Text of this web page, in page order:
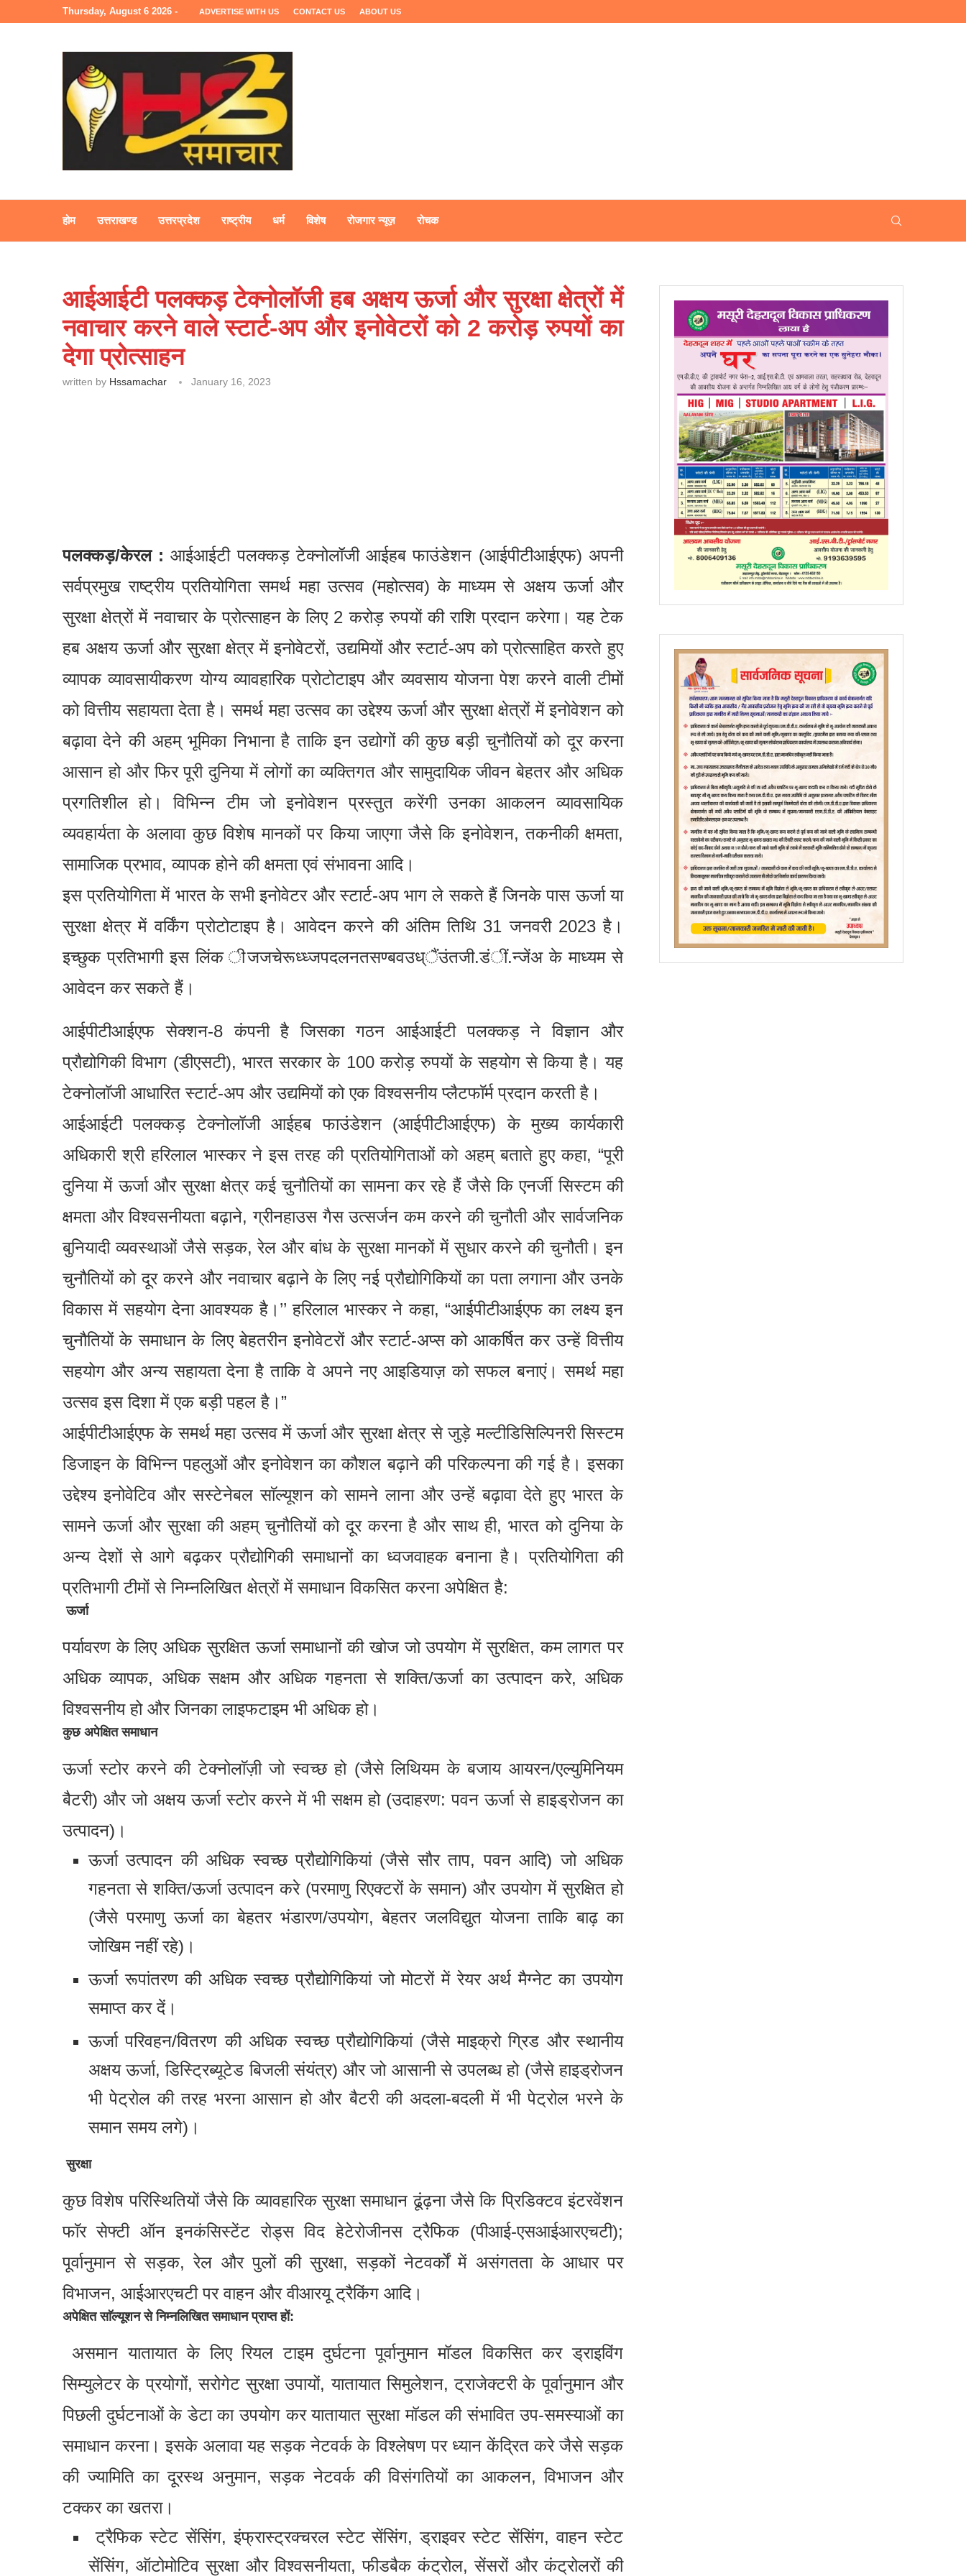
Thursday, August 6 2026 - ADVERTISE WITH US CONTACT US ABOUT US
होम उत्तराखण्ड उत्तरप्रदेश राष्ट्रीय धर्म विशेष रोजगार न्यूज़ रोचक
आईआईटी पलक्कड़ टेक्नोलॉजी हब अक्षय ऊर्जा और सुरक्षा क्षेत्रों में
नवाचार करने वाले स्टार्ट-अप और इनोवेटरों को 2 करोड़ रुपयों का
देगा प्रोत्साहन
written by Hssamachar January 16, 2023
पलक्कड़/केरल : आईआईटी पलक्कड़ टेक्नोलॉजी आईहब फाउंडेशन (आईपीटीआईएफ) अपनी
सर्वप्रमुख राष्ट्रीय प्रतियोगिता समर्थ महा उत्सव (महोत्सव) के माध्यम से अक्षय ऊर्जा और
सुरक्षा क्षेत्रों में नवाचार के प्रोत्साहन के लिए 2 करोड़ रुपयों की राशि प्रदान करेगा। यह टेक
हब अक्षय ऊर्जा और सुरक्षा क्षेत्र में इनोवेटरों, उद्यमियों और स्टार्ट-अप को प्रोत्साहित करते हुए
व्यापक व्यावसायीकरण योग्य व्यावहारिक प्रोटोटाइप और व्यवसाय योजना पेश करने वाली टीमों
को वित्तीय सहायता देता है। समर्थ महा उत्सव का उद्देश्य ऊर्जा और सुरक्षा क्षेत्रों में इनोवेशन को
बढ़ावा देने की अहम् भूमिका निभाना है ताकि इन उद्योगों की कुछ बड़ी चुनौतियों को दूर करना
आसान हो और फिर पूरी दुनिया में लोगों का व्यक्तिगत और सामुदायिक जीवन बेहतर और अधिक
प्रगतिशील हो। विभिन्न टीम जो इनोवेशन प्रस्तुत करेंगी उनका आकलन व्यावसायिक
व्यवहार्यता के अलावा कुछ विशेष मानकों पर किया जाएगा जैसे कि इनोवेशन, तकनीकी क्षमता,
सामाजिक प्रभाव, व्यापक होने की क्षमता एवं संभावना आदि।
इस प्रतियोगिता में भारत के सभी इनोवेटर और स्टार्ट-अप भाग ले सकते हैं जिनके पास ऊर्जा या
सुरक्षा क्षेत्र में वर्किंग प्रोटोटाइप है। आवेदन करने की अंतिम तिथि 31 जनवरी 2023 है।
इच्छुक प्रतिभागी इस लिंक ीजजचेरूध्ध्जपदलनतसण्बवउध्ैंउंतजी.डंीं.न्जेंअ के माध्यम से
आवेदन कर सकते हैं।
आईपीटीआईएफ सेक्शन-8 कंपनी है जिसका गठन आईआईटी पलक्कड़ ने विज्ञान और
प्रौद्योगिकी विभाग (डीएसटी), भारत सरकार के 100 करोड़ रुपयों के सहयोग से किया है। यह
टेक्नोलाॅजी आधारित स्टार्ट-अप और उद्यमियों को एक विश्वसनीय प्लैटफाॅर्म प्रदान करती है।
आईआईटी पलक्कड़ टेक्नोलॉजी आईहब फाउंडेशन (आईपीटीआईएफ) के मुख्य कार्यकारी
अधिकारी श्री हरिलाल भास्कर ने इस तरह की प्रतियोगिताओं को अहम् बताते हुए कहा, “पूरी
दुनिया में ऊर्जा और सुरक्षा क्षेत्र कई चुनौतियों का सामना कर रहे हैं जैसे कि एनर्जी सिस्टम की
क्षमता और विश्वसनीयता बढ़ाने, ग्रीनहाउस गैस उत्सर्जन कम करने की चुनौती और सार्वजनिक
बुनियादी व्यवस्थाओं जैसे सड़क, रेल और बांध के सुरक्षा मानकों में सुधार करने की चुनौती। इन
चुनौतियों को दूर करने और नवाचार बढ़ाने के लिए नई प्रौद्योगिकियों का पता लगाना और उनके
विकास में सहयोग देना आवश्यक है।’’ हरिलाल भास्कर ने कहा, “आईपीटीआईएफ का लक्ष्य इन
चुनौतियों के समाधान के लिए बेहतरीन इनोवेटरों और स्टार्ट-अप्स को आकर्षित कर उन्हें वित्तीय
सहयोग और अन्य सहायता देना है ताकि वे अपने नए आइडियाज़ को सफल बनाएं। समर्थ महा
उत्सव इस दिशा में एक बड़ी पहल है।”
आईपीटीआईएफ के समर्थ महा उत्सव में ऊर्जा और सुरक्षा क्षेत्र से जुड़े मल्टीडिसिल्पिनरी सिस्टम
डिजाइन के विभिन्न पहलुओं और इनोवेशन का कौशल बढ़ाने की परिकल्पना की गई है। इसका
उद्देश्य इनोवेटिव और सस्टेनेबल साॅल्यूशन को सामने लाना और उन्हें बढ़ावा देते हुए भारत के
सामने ऊर्जा और सुरक्षा की अहम् चुनौतियों को दूर करना है और साथ ही, भारत को दुनिया के
अन्य देशों से आगे बढ़कर प्रौद्योगिकी समाधानों का ध्वजवाहक बनाना है। प्रतियोगिता की
प्रतिभागी टीमों से निम्नलिखित क्षेत्रों में समाधान विकसित करना अपेक्षित है:
ऊर्जा
पर्यावरण के लिए अधिक सुरक्षित ऊर्जा समाधानों की खोज जो उपयोग में सुरक्षित, कम लागत पर
अधिक व्यापक, अधिक सक्षम और अधिक गहनता से शक्ति/ऊर्जा का उत्पादन करे, अधिक
विश्वसनीय हो और जिनका लाइफटाइम भी अधिक हो।
कुछ अपेक्षित समाधान
ऊर्जा स्टोर करने की टेक्नोलाॅज़ी जो स्वच्छ हो (जैसे लिथियम के बजाय आयरन/एल्युमिनियम
बैटरी) और जो अक्षय ऊर्जा स्टोर करने में भी सक्षम हो (उदाहरण: पवन ऊर्जा से हाइड्रोजन का
उत्पादन)।
ऊर्जा उत्पादन की अधिक स्वच्छ प्रौद्योगिकियां (जैसे सौर ताप, पवन आदि) जो अधिक
गहनता से शक्ति/ऊर्जा उत्पादन करे (परमाणु रिएक्टरों के समान) और उपयोग में सुरक्षित हो
(जैसे परमाणु ऊर्जा का बेहतर भंडारण/उपयोग, बेहतर जलविद्युत योजना ताकि बाढ़ का
जोखिम नहीं रहे)।
ऊर्जा रूपांतरण की अधिक स्वच्छ प्रौद्योगिकियां जो मोटरों में रेयर अर्थ मैग्नेट का उपयोग
समाप्त कर दें।
ऊर्जा परिवहन/वितरण की अधिक स्वच्छ प्रौद्योगिकियां (जैसे माइक्रो ग्रिड और स्थानीय
अक्षय ऊर्जा, डिस्ट्रिब्यूटेड बिजली संयंत्र) और जो आसानी से उपलब्ध हो (जैसे हाइड्रोजन
भी पेट्रोल की तरह भरना आसान हो और बैटरी की अदला-बदली में भी पेट्रोल भरने के
समान समय लगे)।
सुरक्षा
कुछ विशेष परिस्थितियों जैसे कि व्यावहारिक सुरक्षा समाधान ढूंढ़ना जैसे कि प्रिडिक्टव इंटरवेंशन
फाॅर सेफ्टी ऑन इनकंसिस्टेंट रोड्स विद हेटेरोजीनस ट्रैफिक (पीआई-एसआईआरएचटी);
पूर्वानुमान से सड़क, रेल और पुलों की सुरक्षा, सड़कों नेटवर्कों में असंगतता के आधार पर
विभाजन, आईआरएचटी पर वाहन और वीआरयू ट्रैकिंग आदि।
अपेक्षित साॅल्यूशन से निम्नलिखित समाधान प्राप्त हों:
असमान यातायात के लिए रियल टाइम दुर्घटना पूर्वानुमान मॉडल विकसित कर ड्राइविंग
सिम्युलेटर के प्रयोगों, सरोगेट सुरक्षा उपायों, यातायात सिमुलेशन, ट्राजेक्टरी के पूर्वानुमान और
पिछली दुर्घटनाओं के डेटा का उपयोग कर यातायात सुरक्षा मॉडल की संभावित उप-समस्याओं का
समाधान करना। इसके अलावा यह सड़क नेटवर्क के विश्लेषण पर ध्यान केंद्रित करे जैसे सड़क
की ज्यामिति का दूरस्थ अनुमान, सड़क नेटवर्क की विसंगतियों का आकलन, विभाजन और
टक्कर का खतरा।
ट्रैफिक स्टेट सेंसिंग, इंफ्रास्ट्रक्चरल स्टेट सेंसिंग, ड्राइवर स्टेट सेंसिंग, वाहन स्टेट
सेंसिंग, ऑटोमोटिव सुरक्षा और विश्वसनीयता, फीडबैक कंट्रोल, सेंसरों और कंट्रोलरों की